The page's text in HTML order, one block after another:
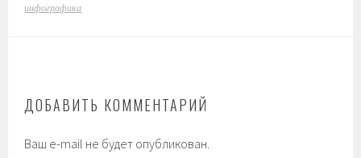
инфографика
ДОБАВИТЬ КОММЕНТАРИЙ
Ваш e-mail не будет опубликован.